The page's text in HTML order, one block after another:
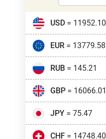
USD= 11952.10
EUR= 13779.58
RUB= 145.21
GBP= 16066.01
JPY= 75.47
CHF= 14748.40